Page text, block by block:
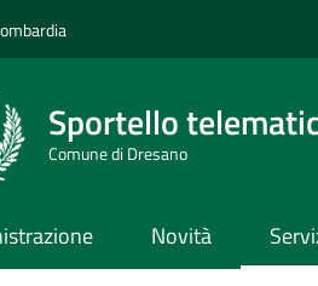
Sportello
Comune di Dresano
Novità